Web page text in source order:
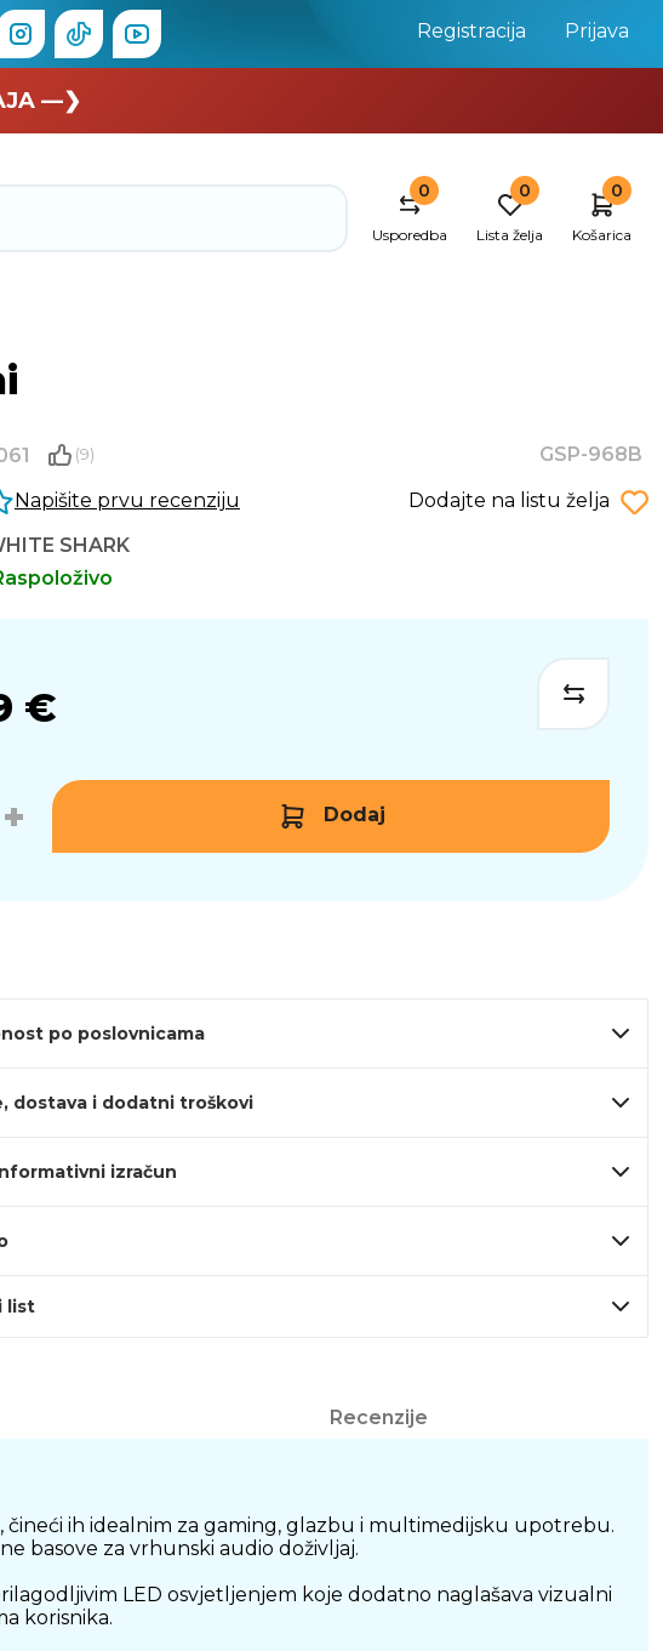
Registracija Prijava
—❯
0
Usporedba
0
Lista želja
0
Košarica
(9)
GSP-968B
Napišite prvu recenziju
Dodajte na listu želja
SHARK
€
Dodaj
po poslovnicama
dostava i dodatni troškovi
izračun
list
Recenzije
čineći ih idealnim za gaming, glazbu i multimedijsku upotrebu.
basove za vrhunski audio doživljaj.
LED osvjetljenjem koje dodatno naglašava vizualni
korisnika.